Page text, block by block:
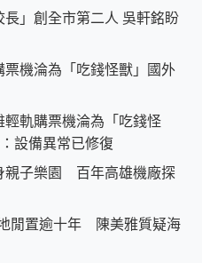
」創全市第二人 吳軒銘盼
機淪為「吃錢怪獸」國外
軌購票機淪為「吃錢怪
設備異常已修復
親子樂園 百年高雄機廠探
閒置逾十年 陳美雅質疑海